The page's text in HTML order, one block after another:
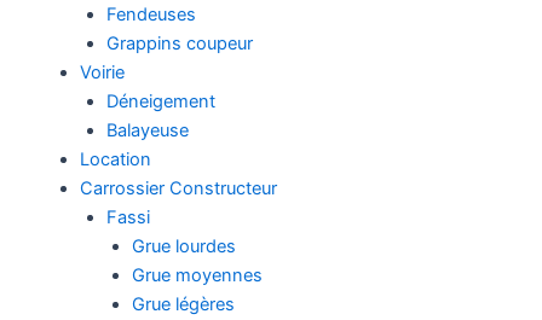
Fendeuses
Grappins coupeur
Voirie
Déneigement
Balayeuse
Location
Carrossier Constructeur
Fassi
Grue lourdes
Grue moyennes
Grue légères